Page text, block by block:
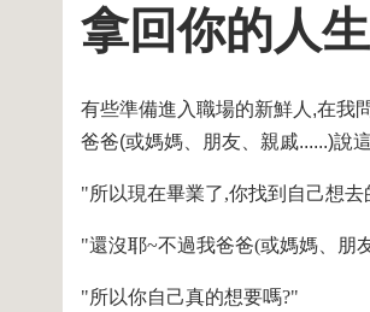
拿回你的人
有些準備進入職場的新鮮人,在我
爸爸(或媽媽、朋友、親戚......)說
"所以現在畢業了,你找到自己想去
"還沒耶~不過我爸爸(或媽媽、朋
"所以你自己真的想要嗎?"